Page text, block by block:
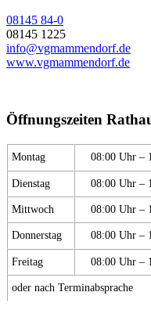
08145 84-0
08145 1225
info@vgmammendorf.de
www.vgmammendorf.de
Öffnungszeiten
Montag 08:00 Uhr –
Dienstag 08:00 Uhr –
Mittwoch 08:00 Uhr –
Donnerstag 08:00 Uhr –
Freitag 08:00 Uhr –
oder nach Terminabsprache